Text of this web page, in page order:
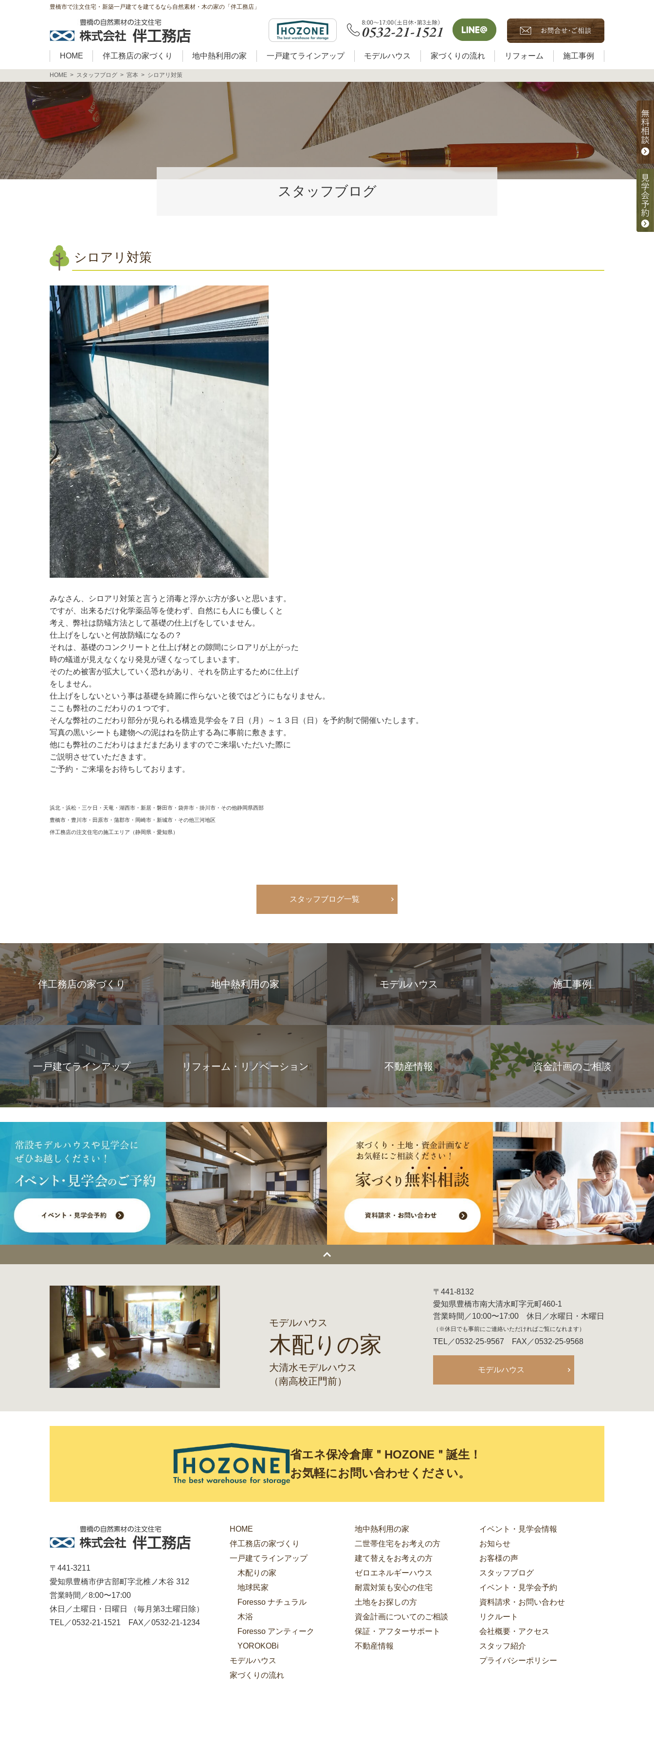
豊橋市で注文住宅・新築一戸建てを建てるなら自然素材・木の家の「伴工務店」
HOME 伴工務店の家づくり 地中熱利用の家 一戸建てラインアップ モデルハウス 家づくりの流れ リフォーム 施工事例
HOME スタッフブログ 宮本 シロアリ対策
スタッフブログ
シロアリ対策
みなさん、シロアリ対策と言うと消毒と浮かぶ方が多いと思います。
ですが、出来るだけ化学薬品等を使わず、自然にも人にも優しくと
考え、弊社は防蟻方法として基礎の仕上げをしていません。
仕上げをしないと何故防蟻になるの？
それは、基礎のコンクリートと仕上げ材との隙間にシロアリが上がった
時の蟻道が見えなくなり発見が遅くなってしまいます。
そのため被害が拡大していく恐れがあり、それを防止するために仕上げ
をしません。
仕上げをしないという事は基礎を綺麗に作らないと後ではどうにもなりません。
ここも弊社のこだわりの１つです。
そんな弊社のこだわり部分が見られる構造見学会を７日（月）～１３日（日）を予約制で開催いたします。
写真の黒いシートも建物への泥はねを防止する為に事前に敷きます。
他にも弊社のこだわりはまだまだありますのでご来場いただいた際に
ご説明させていただきます。
ご予約・ご来場をお待ちしております。
浜北・浜松・三ケ日・天竜・湖西市・新居・磐田市・袋井市・掛川市・その他静岡県西部
豊橋市・豊川市・田原市・蒲郡市・岡崎市・新城市・その他三河地区
伴工務店の注文住宅の施工エリア（静岡県・愛知県）
スタッフブログ一覧
伴工務店の家づくり 地中熱利用の家 モデルハウス 施工事例
一戸建てラインアップ リフォーム・リノベーション 不動産情報 資金計画のご相談
モデルハウス
木配りの家
大清水モデルハウス
（南高校正門前）
〒441-8132
愛知県豊橋市南大清水町字元町460-1
営業時間／10:00〜17:00 休日／水曜日・木曜日
（※休日でも事前にご連絡いただければご覧になれます）
TEL／0532-25-9567 FAX／0532-25-9568
モデルハウス
省エネ保冷倉庫＂HOZONE＂誕生！
お気軽にお問い合わせください。
〒441-3211
愛知県豊橋市伊古部町字北椎ノ木谷 312
営業時間／8:00〜17:00
休日／土曜日・日曜日 （毎月第3土曜日除）
TEL／0532-21-1521 FAX／0532-21-1234
HOME
伴工務店の家づくり
一戸建てラインアップ
木配りの家
地球民家
Foresso ナチュラル
木浴
Foresso アンティーク
YOROKOBi
モデルハウス
家づくりの流れ
地中熱利用の家
二世帯住宅をお考えの方
建て替えをお考えの方
ゼロエネルギーハウス
耐震対策も安心の住宅
土地をお探しの方
資金計画についてのご相談
保証・アフターサポート
不動産情報
イベント・見学会情報
お知らせ
お客様の声
スタッフブログ
イベント・見学会予約
資料請求・お問い合わせ
リクルート
会社概要・アクセス
スタッフ紹介
プライバシーポリシー